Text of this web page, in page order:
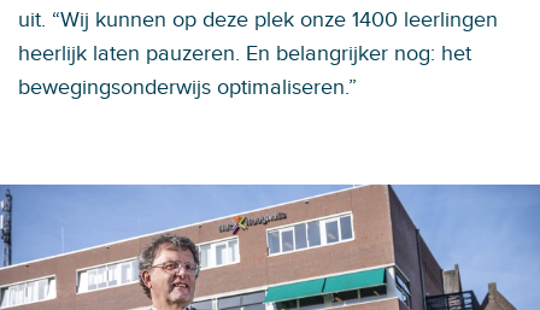
uit. “Wij kunnen op deze plek onze 1400 leerlingen
heerlijk laten pauzeren. En belangrijker nog: het
bewegingsonderwijs optimaliseren.”